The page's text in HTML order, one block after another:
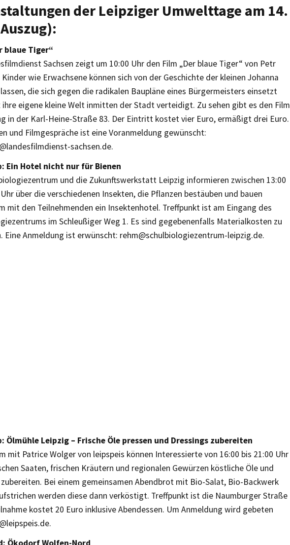
der Leipziger Umwelttage am 14.
blaue Tiger“
Sachsen zeigt um 10:00 Uhr den Film „Der blaue Tiger“ von Petr
Kinder wie Erwachsene können sich von der Geschichte der kleinen Johanna
die sich gegen die radikalen Baupläne eines Bürgermeisters einsetzt
eigene kleine Welt inmitten der Stadt verteidigt. Zu sehen gibt es den Film
in der Karl-Heine-Straße 83. Der Eintritt kostet vier Euro, ermäßigt drei Euro.
und Filmgespräche ist eine Voranmeldung gewünscht:
sachsen.de.
Ein Hotel nicht nur für Bienen
und die Zukunftswerkstatt Leipzig informieren zwischen 13:00
über die verschiedenen Insekten, die Pflanzen bestäuben und bauen
mit den Teilnehmenden ein Insektenhotel. Treffpunkt ist am Eingang des
im Schleußiger Weg 1. Es sind gegebenenfalls Materialkosten zu
Eine Anmeldung ist erwünscht: rehm@schulbiologiezentrum-leipzig.de.
Ölmühle Leipzig – Frische Öle pressen und Dressings zubereiten
mit Patrice Wolger von leipspeis können Interessierte von 16:00 bis 21:00 Uhr
Saaten, frischen Kräutern und regionalen Gewürzen köstliche Öle und
zubereiten. Bei einem gemeinsamen Abendbrot mit Bio-Salat, Bio-Backwerk
werden diese dann verköstigt. Treffpunkt ist die Naumburger Straße
kostet 20 Euro inklusive Abendessen. Um Anmeldung wird gebeten